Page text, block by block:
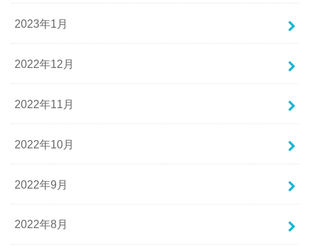
2023年1月
2022年12月
2022年11月
2022年10月
2022年9月
2022年8月